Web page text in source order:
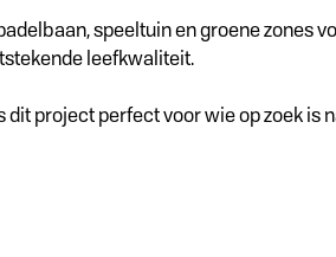
speeltuin en groene zones
leefkwaliteit.
project perfect voor wie op zoek is